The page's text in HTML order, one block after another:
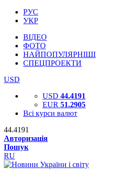
РУС
УКР
ВІДЕО
ФОТО
НАЙПОПУЛЯРНІШІ
СПЕЦПРОЕКТИ
USD
USD 44.4191
EUR 51.2905
Всі курси валют
44.4191
Авторизація
Пошук
RU